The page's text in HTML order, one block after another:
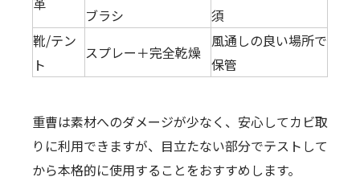
ブラシ
須
靴/テン
ト
スプレー＋完全乾燥
風通しの良い場所で
保管
重曹は素材へのダメージが少なく、安心してカビ取
りに利用できますが、目立たない部分でテストして
から本格的に使用することをおすすめします。